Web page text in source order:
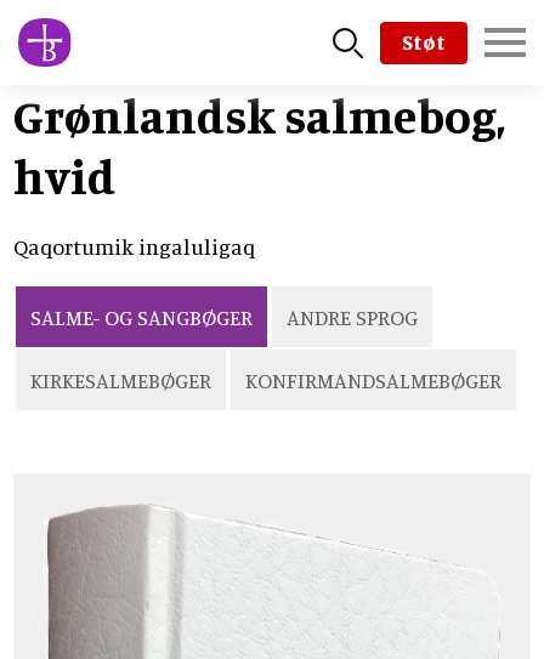
Skip
to
content
Støt
Grønlandsk salmebog,
hvid
Qaqortumik ingaluligaq
SALME- OG SANGBØGER ANDRE SPROG
KIRKESALMEBØGER KONFIRMANDSALMEBØGER